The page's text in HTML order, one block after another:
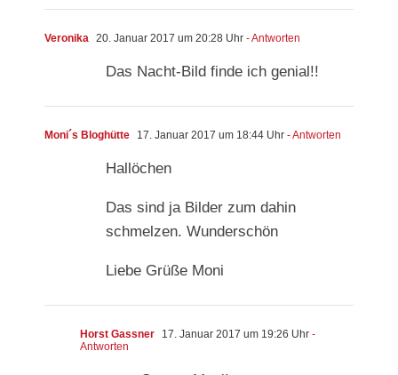
Veronika 20. Januar 2017 um 20:28 Uhr - Antworten
Das Nacht-Bild finde ich genial!!
Moni´s Bloghütte 17. Januar 2017 um 18:44 Uhr - Antworten
Hallöchen
Das sind ja Bilder zum dahin
schmelzen. Wunderschön
Liebe Grüße Moni
Horst Gassner 17. Januar 2017 um 19:26 Uhr -
Antworten